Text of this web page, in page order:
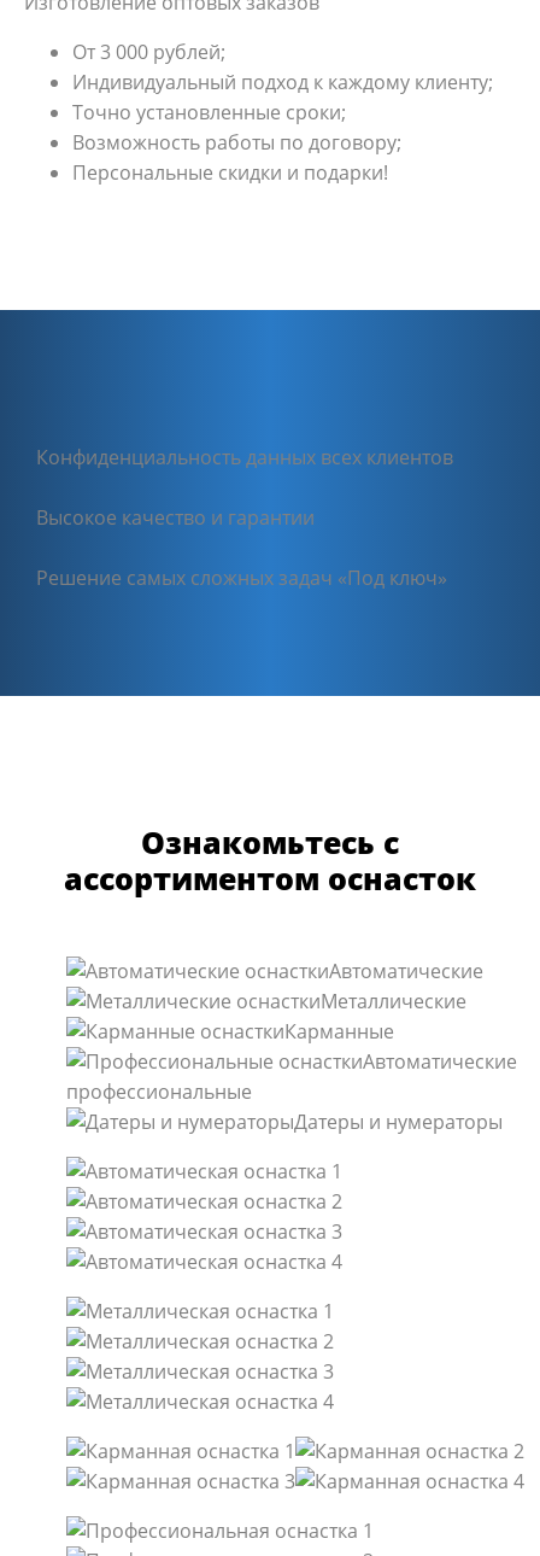
От 3 000 рублей;
Индивидуальный подход к каждому клиенту;
Точно установленные сроки;
Возможность работы по договору;
Персональные скидки и подарки!
Конфиденциальность данных всех клиентов
Высокое качество и гарантии
Решение самых сложных задач «Под ключ»
Ознакомьтесь с
ассортиментом оснасток
Автоматические
Металлические
Карманные
Автоматические
профессиональные
Датеры и нумераторы